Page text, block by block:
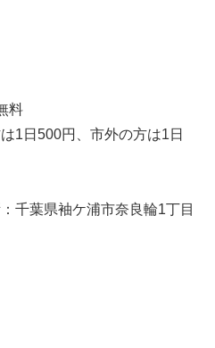
料
円、市外の方は1日
千葉県袖ケ浦市奈良輪1丁目